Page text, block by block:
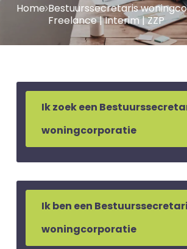
Home Bestuurssecretaris
Freelance | Interim | ZZP
Ik zoek een
woningcorporatie
Ik ben een
woningcorporatie